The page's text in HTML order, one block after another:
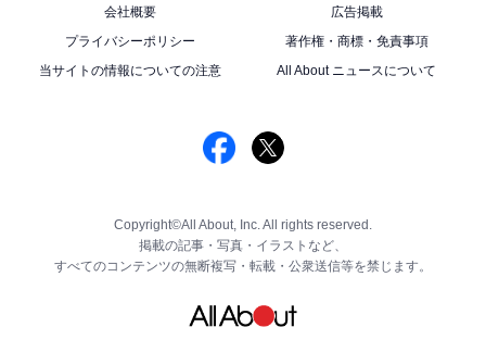
会社概要
広告掲載
プライバシーポリシー
著作権・商標・免責事項
当サイトの情報についての注意
All About ニュースについて
Copyright©All About, Inc. All rights reserved.
掲載の記事・写真・イラストなど、
すべてのコンテンツの無断複写・転載・公衆送信等を禁じます。